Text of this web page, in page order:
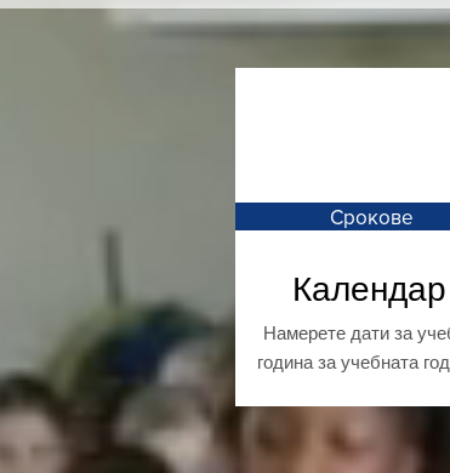
Срокове
Календар
Намерете дати за
година за учебната